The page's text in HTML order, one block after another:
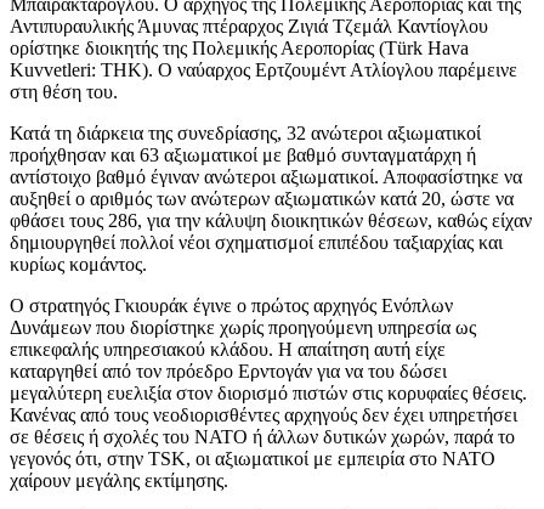
Αντιπυραυλικής Άμυνας πτέραρχος Ζιγιά Τζεμάλ Καντίογλου
ορίστηκε διοικητής της Πολεμικής Αεροπορίας (Türk Hava
Kuvvetleri: THK). Ο ναύαρχος Ερτζουμέντ Ατλίογλου παρέμεινε
στη θέση του.
Κατά τη διάρκεια της συνεδρίασης, 32 ανώτεροι αξιωματικοί
προήχθησαν και 63 αξιωματικοί με βαθμό συνταγματάρχη ή
αντίστοιχο βαθμό έγιναν ανώτεροι αξιωματικοί. Αποφασίστηκε να
αυξηθεί ο αριθμός των ανώτερων αξιωματικών κατά 20, ώστε να
φθάσει τους 286, για την κάλυψη διοικητικών θέσεων, καθώς είχαν
δημιουργηθεί πολλοί νέοι σχηματισμοί επιπέδου ταξιαρχίας και
κυρίως κομάντος.
Ο στρατηγός Γκιουράκ έγινε ο πρώτος αρχηγός Ενόπλων
Δυνάμεων που διορίστηκε χωρίς προηγούμενη υπηρεσία ως
επικεφαλής υπηρεσιακού κλάδου. Η απαίτηση αυτή είχε
καταργηθεί από τον πρόεδρο Ερντογάν για να του δώσει
μεγαλύτερη ευελιξία στον διορισμό πιστών στις κορυφαίες θέσεις.
Κανένας από τους νεοδιορισθέντες αρχηγούς δεν έχει υπηρετήσει
σε θέσεις ή σχολές του ΝΑΤΟ ή άλλων δυτικών χωρών, παρά το
γεγονός ότι, στην TSK, οι αξιωματικοί με εμπειρία στο ΝΑΤΟ
χαίρουν μεγάλης εκτίμησης.